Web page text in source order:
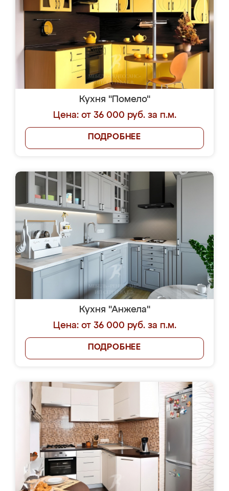
Кухня "Помело"
Цена: от 36 000 руб. за п.м.
ПОДРОБНЕЕ
Кухня "Анжела"
Цена: от 36 000 руб. за п.м.
ПОДРОБНЕЕ